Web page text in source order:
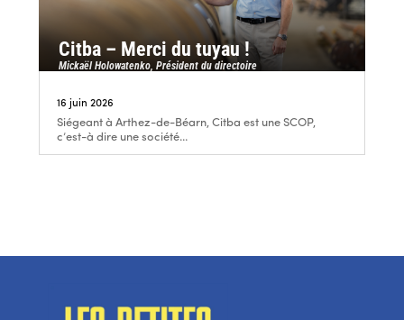
Citba – Merci du tuyau !
Mickaël Holowatenko, Président du directoire
16 juin 2026
Siégeant à Arthez-de-Béarn, Citba est une SCOP,
c’est-à dire une société...